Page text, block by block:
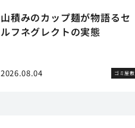
山積みのカップ麺が物語るセ
ルフネグレクトの実態
2026.08.04 ゴミ屋敷